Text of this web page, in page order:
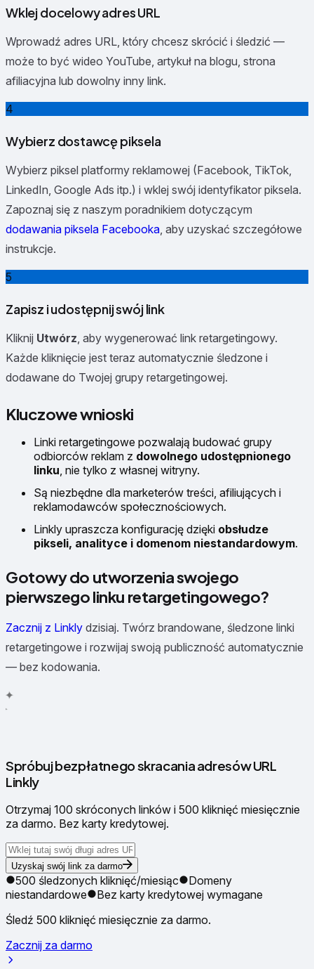
Wklej docelowy adres URL
Wprowadź adres URL, który chcesz skrócić i śledzić —
może to być wideo YouTube, artykuł na blogu, strona
afiliacyjna lub dowolny inny link.
4
Wybierz dostawcę piksela
Wybierz piksel platformy reklamowej (Facebook, TikTok,
LinkedIn, Google Ads itp.) i wklej swój identyfikator piksela.
Zapoznaj się z naszym poradnikiem dotyczącym
dodawania piksela Facebooka, aby uzyskać szczegółowe
instrukcje.
5
Zapisz i udostępnij swój link
Kliknij Utwórz, aby wygenerować link retargetingowy.
Każde kliknięcie jest teraz automatycznie śledzone i
dodawane do Twojej grupy retargetingowej.
Kluczowe wnioski
Linki retargetingowe pozwalają budować grupy
odbiorców reklam z dowolnego udostępnionego
linku, nie tylko z własnej witryny.
Są niezbędne dla marketerów treści, afiliujących i
reklamodawców społecznościowych.
Linkly upraszcza konfigurację dzięki obsłudze
pikseli, analityce i domenom niestandardowym.
Gotowy do utworzenia swojego
pierwszego linku retargetingowego?
Zacznij z Linkly dzisiaj. Twórz brandowane, śledzone linki
retargetingowe i rozwijaj swoją publiczność automatycznie
— bez kodowania.
✧
Spróbuj bezpłatnego skracania adresów URL
Linkly
Otrzymaj 100 skróconych linków i 500 kliknięć miesięcznie
za darmo. Bez karty kredytowej.
Uzyskaj swój link za darmo
500 śledzonych kliknięć/miesiąc
Domeny
niestandardowe
Bez karty kredytowej wymagane
Śledź 500 kliknięć miesięcznie za darmo.
Zacznij za darmo